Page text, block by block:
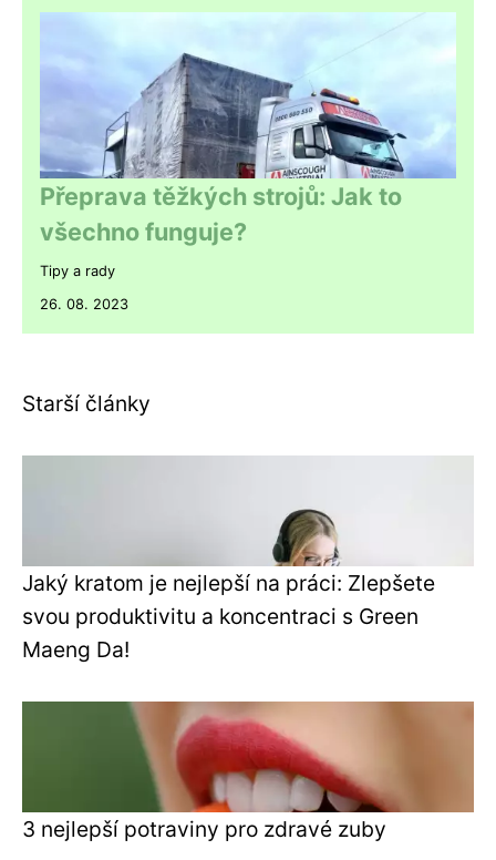
Přeprava těžkých strojů: Jak to
všechno funguje?
Tipy a rady
26. 08. 2023
Starší články
Jaký kratom je nejlepší na práci: Zlepšete
svou produktivitu a koncentraci s Green
Maeng Da!
3 nejlepší potraviny pro zdravé zuby